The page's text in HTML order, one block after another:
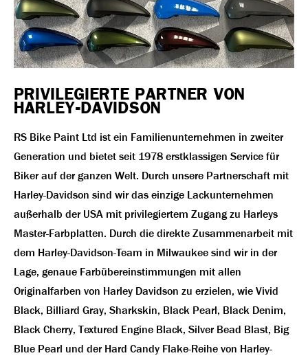
PRIVILEGIERTE PARTNER VON
HARLEY-DAVIDSON
RS Bike Paint Ltd ist ein Familienunternehmen in zweiter
Generation und bietet seit 1978 erstklassigen Service für
Biker auf der ganzen Welt. Durch unsere Partnerschaft mit
Harley-Davidson sind wir das einzige Lackunternehmen
außerhalb der USA mit privilegiertem Zugang zu Harleys
Master-Farbplatten. Durch die direkte Zusammenarbeit mit
dem Harley-Davidson-Team in Milwaukee sind wir in der
Lage, genaue Farbübereinstimmungen mit allen
Originalfarben von Harley Davidson zu erzielen, wie Vivid
Black, Billiard Gray, Sharkskin, Black Pearl, Black Denim,
Black Cherry, Textured Engine Black, Silver Bead Blast, Big
Blue Pearl und der Hard Candy Flake-Reihe von Harley-